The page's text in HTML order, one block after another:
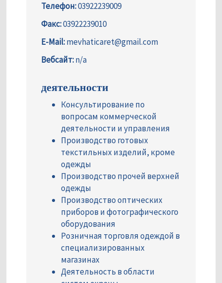
Телефон:03922239009
Факс:03922239010
E-Mail:mevhaticaret@gmail.com
Вебсайт:n/a
деятельности
Консультирование по
вопросам коммерческой
деятельности и управления
Производство готовых
текстильных изделий, кроме
одежды
Производство прочей верхней
одежды
Производство оптических
приборов и фотографического
оборудования
Розничная торговля одеждой в
специализированных
магазинах
Деятельность в области